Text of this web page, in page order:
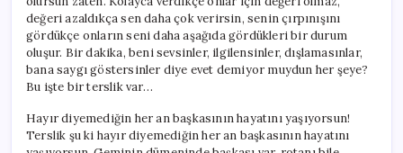
değeri azaldıkça sen daha çok verirsin, senin çırpınışını
gördükçe onların seni daha aşağıda gördükleri bir durum
oluşur. Bir dakika, beni sevsinler, ilgilensinler, dışlamasınlar,
bana saygı göstersinler diye evet demiyor muydun her şeye?
Bu işte bir terslik var…
Hayır diyemediğin her an başkasının hayatını yaşıyorsun!
Terslik şu ki hayır diyemediğin her an başkasının hayatını